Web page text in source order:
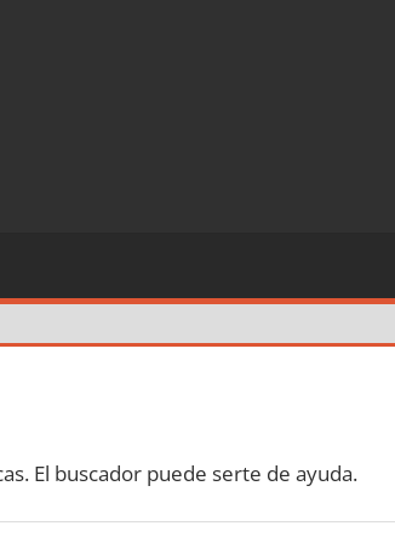
El buscador puede serte de ayuda.